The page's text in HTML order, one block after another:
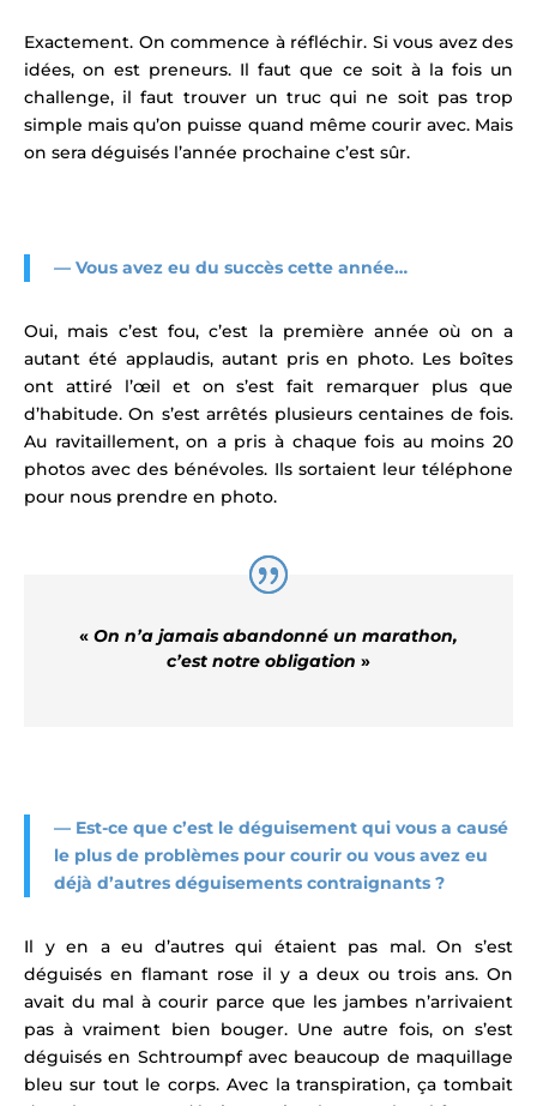
Exactement. On commence à réfléchir. Si vous avez des
idées, on est preneurs. Il faut que ce soit à la fois un
challenge, il faut trouver un truc qui ne soit pas trop
simple mais qu’on puisse quand même courir avec. Mais
on sera déguisés l’année prochaine c’est sûr.
— Vous avez eu du succès cette année…
Oui, mais c’est fou, c’est la première année où on a
autant été applaudis, autant pris en photo. Les boîtes
ont attiré l’œil et on s’est fait remarquer plus que
d’habitude. On s’est arrêtés plusieurs centaines de fois.
Au ravitaillement, on a pris à chaque fois au moins 20
photos avec des bénévoles. Ils sortaient leur téléphone
pour nous prendre en photo.
« On n’a jamais abandonné un marathon,
c’est notre obligation »
— Est-ce que c’est le déguisement qui vous a causé
le plus de problèmes pour courir ou vous avez eu
déjà d’autres déguisements contraignants ?
Il y en a eu d’autres qui étaient pas mal. On s’est
déguisés en flamant rose il y a deux ou trois ans. On
avait du mal à courir parce que les jambes n’arrivaient
pas à vraiment bien bouger. Une autre fois, on s’est
déguisés en Schtroumpf avec beaucoup de maquillage
bleu sur tout le corps. Avec la transpiration, ça tombait